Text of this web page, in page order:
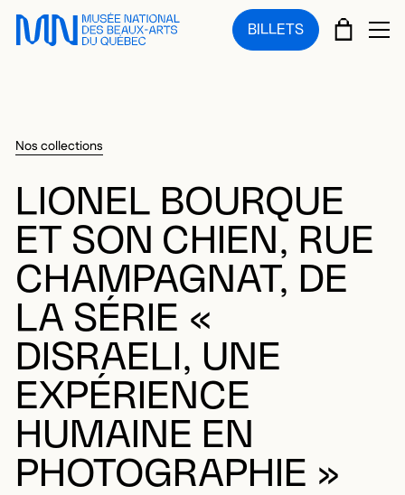
Sauter au menu principal
Sauter au contenu principal
Sauter au pied de page
BILLETS PANIER
Nos collections
LIONEL BOURQUE
ET SON CHIEN, RUE
CHAMPAGNAT, DE
LA SÉRIE «
DISRAELI, UNE
EXPÉRIENCE
HUMAINE EN
PHOTOGRAPHIE »